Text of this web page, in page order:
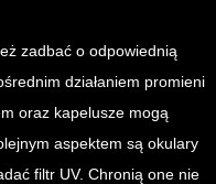
zadbać o odpowiednią
działaniem promieni
oraz kapelusze mogą
aspektem są okulary
filtr UV. Chronią one nie